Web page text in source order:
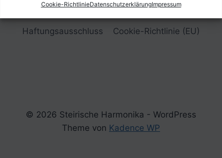
Cookie-RichtlinieDatenschutzerklärungImpressum
Haftungsausschluss
Cookie-Richtlinie (EU)
© 2026 Steirische Harmonika - WordPress
Theme von Kadence WP